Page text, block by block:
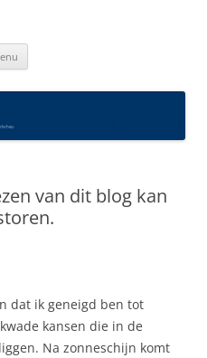
van dit blog kan
dat ik geneigd ben tot
kansen die in de
Na zonneschijn komt